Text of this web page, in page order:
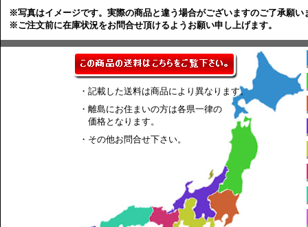
※写真はイメージです。実際の商品と違う場合がございますのご了承願い
※ご注文前に在庫状況をお問合せ頂けるようお願い申し上げます。
・記載した送料は商品により異なります。
・離島にお住まいの方は各県一律の
価格となります。
・その他お問合せ下さい。